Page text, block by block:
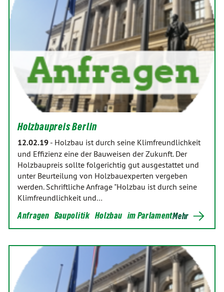
Holzbaupreis Berlin
12.02.19 - Holzbau ist durch seine Klimfreundlichkeit
und Effizienz eine der Bauweisen der Zukunft. Der
Holzbaupreis sollte folgerichtig gut ausgestattet und
unter Beurteilung von Holzbauexperten vergeben
werden. Schriftliche Anfrage "Holzbau ist durch seine
Klimfreundlichkeit und…
Anfragen Baupolitik Holzbau im ParlamentMehr